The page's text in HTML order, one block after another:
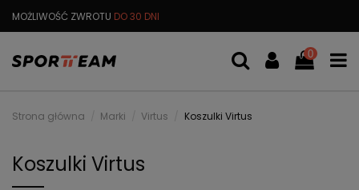
MOŻLIWOŚĆ ZWROTU DO 30 DNI
0
Strona główna Marki Virtus Koszulki Virtus
Koszulki Virtus